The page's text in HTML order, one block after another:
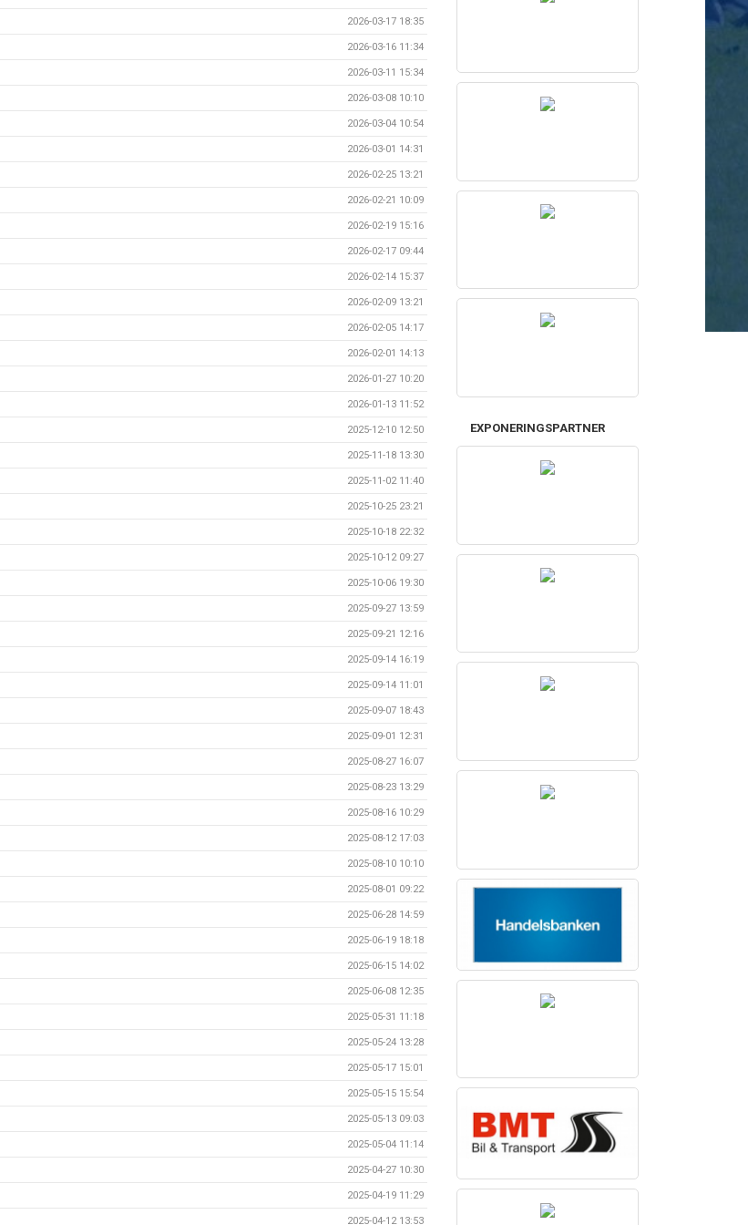
2026-03-17 18:35
2026-03-16 11:34
2026-03-11 15:34
2026-03-08 10:10
2026-03-04 10:54
2026-03-01 14:31
2026-02-25 13:21
2026-02-21 10:09
2026-02-19 15:16
2026-02-17 09:44
2026-02-14 15:37
2026-02-09 13:21
2026-02-05 14:17
2026-02-01 14:13
2026-01-27 10:20
2026-01-13 11:52
2025-12-10 12:50
2025-11-18 13:30
2025-11-02 11:40
2025-10-25 23:21
2025-10-18 22:32
2025-10-12 09:27
2025-10-06 19:30
2025-09-27 13:59
2025-09-21 12:16
2025-09-14 16:19
2025-09-14 11:01
2025-09-07 18:43
2025-09-01 12:31
2025-08-27 16:07
2025-08-23 13:29
2025-08-16 10:29
2025-08-12 17:03
2025-08-10 10:10
2025-08-01 09:22
2025-06-28 14:59
2025-06-19 18:18
2025-06-15 14:02
2025-06-08 12:35
2025-05-31 11:18
2025-05-24 13:28
2025-05-17 15:01
2025-05-15 15:54
2025-05-13 09:03
2025-05-04 11:14
2025-04-27 10:30
2025-04-19 11:29
2025-04-12 13:53
EXPONERINGSPARTNER